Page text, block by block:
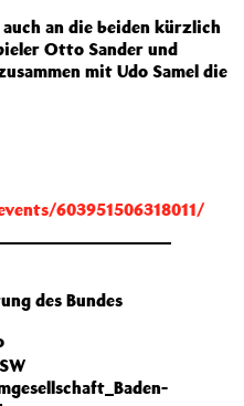
an die beiden kürzlich
Otto Sander und
mit Udo Samel die
603951506318011/
des Bundes